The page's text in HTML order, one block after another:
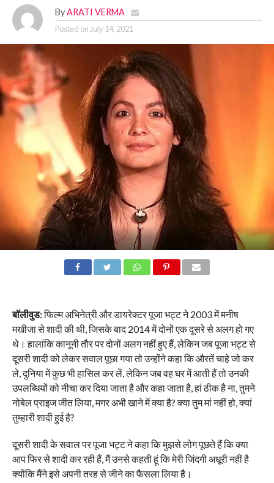
By ARATI VERMA
Posted onJuly 14, 2021
बॉलीवुड:फिल्म अभिनेत्री और डायरेक्टर पूजा भट्ट ने 2003 में मनीष
मखीजा से शादी की थी, जिसके बाद 2014 में दोनों एक दूसरे से अलग हो गए
थे। हालांकि कानूनी तौर पर दोनों अलग नहीं हुए हैं, लेकिन जब पूजा भट्ट से
दूसरी शादी को लेकर सवाल पूछा गया तो उन्होंने कहा कि औरतें चाहे जो कर
ले, दुनिया में कुछ भी हासिल कर लें, लेकिन जब वह घर में आती हैं तो उनकी
उपलब्धियों को नीचा कर दिया जाता है और कहा जाता है, हां ठीक है ना, तुमने
नोबेल प्राइज जीत लिया, मगर अभी खाने में क्या है? क्या तुम मां नहीं हो, क्यां
तुम्हारी शादी हुई है?
दूसरी शादी के सवाल पर पूजा भट्ट ने कहा कि मुझसे लोग पूछते हैं कि क्या
आप फिर से शादी कर रही हैं, मैं उनसे कहती हूं कि मेरी जिंदगी अधूरी नहीं है
क्योंकि मैंने इसे अपनी तरह से जीने का फैसला लिया है।